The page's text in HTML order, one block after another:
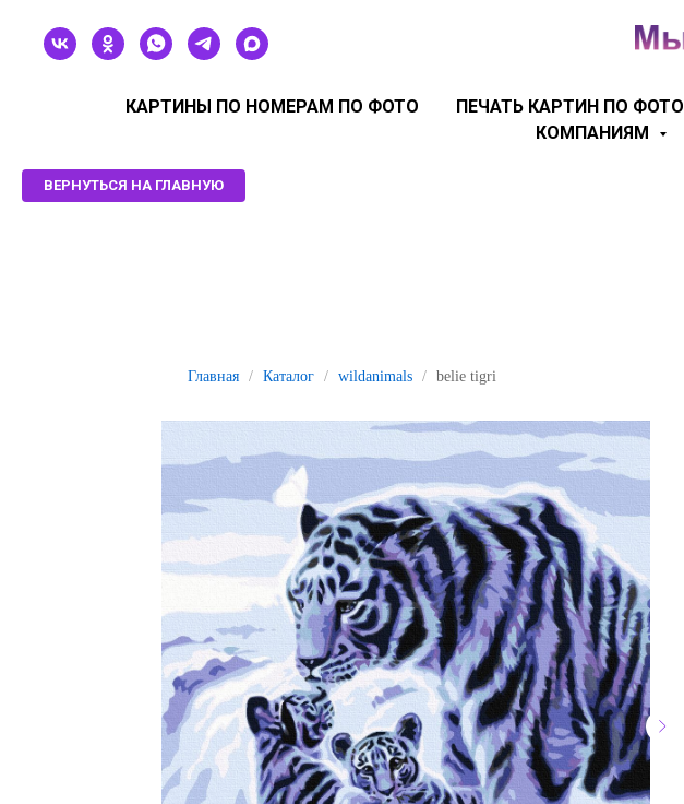
КАРТИНЫ ПО НОМЕРАМ ПО ФОТО ПЕЧАТЬ КАРТИН ПО ФОТО
КОМПАНИЯМ
ВЕРНУТЬСЯ НА ГЛАВНУЮ
Главная / Каталог / wildanimals / belie tigri